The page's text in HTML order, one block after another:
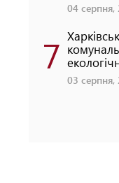
04
7
03